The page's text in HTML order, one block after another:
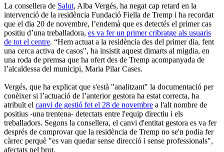
La consellera de Salut, Alba Vergés, ha negat cap retard en la
intervenció de la residència Fundació Fiella de Tremp i ha recordat
que el dia 20 de novembre, l’endemà que es detectés el primer cas
positiu d’una treballadora, es va fer un primer cribratge als usuaris
de tot el centre. “Hem actuat a la residència des del primer dia, fent
una cerca activa de casos", ha insistit aquest dimarts al migdia, en
una roda de premsa que ha ofert des de Tremp acompanyada de
l’alcaldessa del municipi, Maria Pilar Cases.
Vergés, que ha explicat que s'està "analitzant" la documentació per
conèixer si l’actuació de l’anterior gestora ha estat correcta, ha
atribuït el canvi de gestió fet el 28 de novembre a l'alt nombre de
positius -una trentena- detectats entre l'equip directiu i els
treballadors. Segons la consellera, el canvi d'entitat gestora es va fer
després de comprovar que la residència de Tremp no se'n podia fer
càrrec perquè "es van quedar sense direcció i sense professionals",
afectats pel brot.